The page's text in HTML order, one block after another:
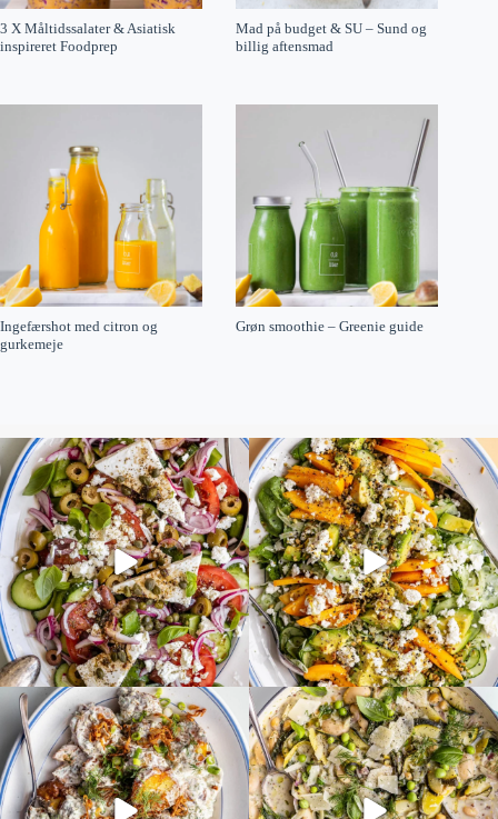
3 X Måltidssalater & Asiatisk
inspireret Foodprep
Mad på budget & SU – Sund og
billig aftensmad
Ingefærshot med citron og
gurkemeje
Grøn smoothie – Greenie guide